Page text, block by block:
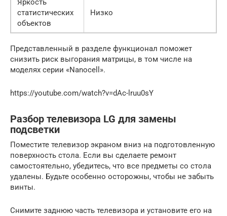
Яркость
статистических
объектов
Низко
Представленный в разделе функционал поможет
снизить риск выгорания матрицы, в том числе на
моделях серии «Nanocell».
https://youtube.com/watch?v=dAc-lruu0sY
Разбор телевизора LG для замены
подсветки
Поместите телевизор экраном вниз на подготовленную
поверхность стола. Если вы сделаете ремонт
самостоятельно, убедитесь, что все предметы со стола
удалены. Будьте особенно осторожны, чтобы не забыть
винты.
Снимите заднюю часть телевизора и установите его на